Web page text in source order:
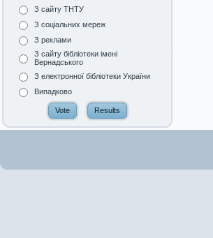
З сайту ТНТУ
З соціальних мереж
З реклами
З сайту бібліотеки імені
Вернадського
З електронної бібліотеки України
Випадково